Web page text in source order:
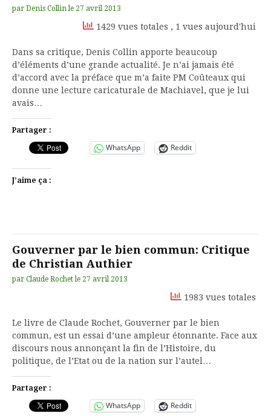
par Denis Collin le 27 avril 2013
1429 vues totales , 1 vues aujourd'hui
Dans sa critique, Denis Collin apporte beaucoup
d’éléments d’une grande actualité. Je n’ai jamais été
d’accord avec la préface que m’a faite PM Coûteaux qui
donne une lecture caricaturale de Machiavel, que je lui
avais…
Partager :
WhatsApp Reddit
J’aime ça :
Gouverner par le bien commun: Critique
de Christian Authier
par Claude Rochet le 27 avril 2013
1983 vues totales
Le livre de Claude Rochet, Gouverner par le bien
commun, est un essai d’une ampleur étonnante. Face aux
discours nous annonçant la fin de l’Histoire, du
politique, de l’Etat ou de la nation sur l’autel…
Partager :
WhatsApp Reddit